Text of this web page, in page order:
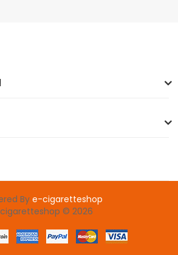
Bye-cigaretteshop
© 2026
Quickly click here: